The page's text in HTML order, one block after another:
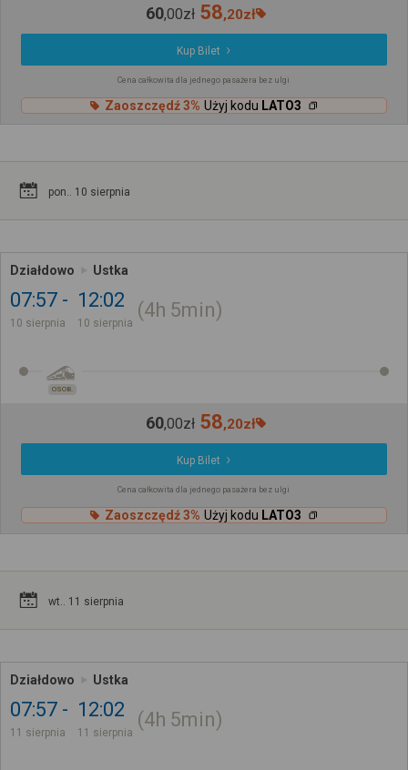
60,00zł 58,20zł
Kup Bilet
Cena całkowita dla jednego pasażera bez ulgi
Zaoszczędź 3% Użyj kodu LATO3
pon.. 10 sierpnia
Działdowo Ustka
07:57
10 sierpnia
12:02
10 sierpnia
4h 5min
OSOB.
60,00zł 58,20zł
Kup Bilet
Cena całkowita dla jednego pasażera bez ulgi
Zaoszczędź 3% Użyj kodu LATO3
wt.. 11 sierpnia
Działdowo Ustka
07:57
11 sierpnia
12:02
11 sierpnia
4h 5min